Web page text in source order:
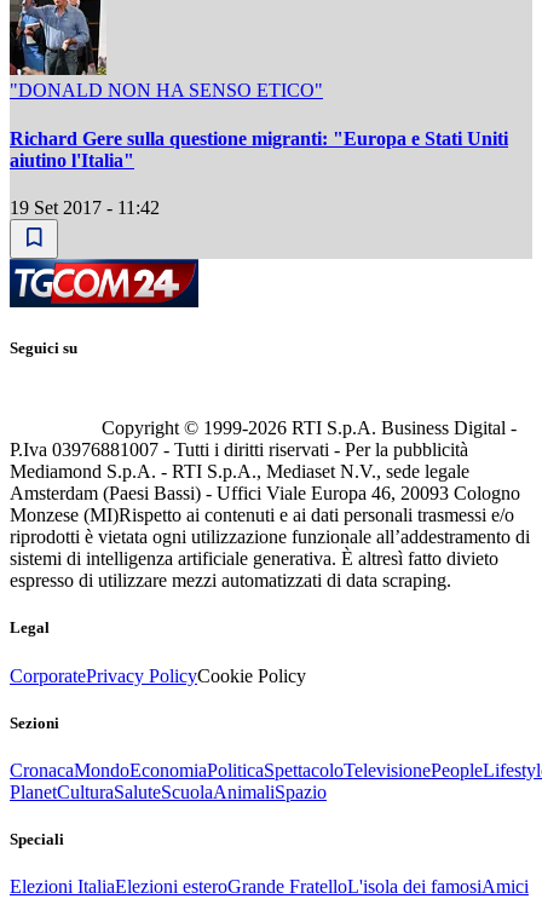
"DONALD NON HA SENSO ETICO"
Richard Gere sulla questione migranti: "Europa e Stati Uniti
aiutino l'Italia"
19 Set 2017 - 11:42
Seguici su
Copyright © 1999-2026 RTI S.p.A. Business Digital -
P.Iva 03976881007 - Tutti i diritti riservati - Per la pubblicità
Mediamond S.p.A. - RTI S.p.A., Mediaset N.V., sede legale
Amsterdam (Paesi Bassi) - Uffici Viale Europa 46, 20093 Cologno
Monzese (MI)Rispetto ai contenuti e ai dati personali trasmessi e/o
riprodotti è vietata ogni utilizzazione funzionale all’addestramento di
sistemi di intelligenza artificiale generativa. È altresì fatto divieto
espresso di utilizzare mezzi automatizzati di data scraping.
Legal
CorporatePrivacy PolicyCookie Policy
Sezioni
CronacaMondoEconomiaPoliticaSpettacoloTelevisionePeople
PlanetCulturaSaluteScuolaAnimaliSpazio
Speciali
Elezioni ItaliaElezioni esteroGrande FratelloL'isola dei famosiAmici